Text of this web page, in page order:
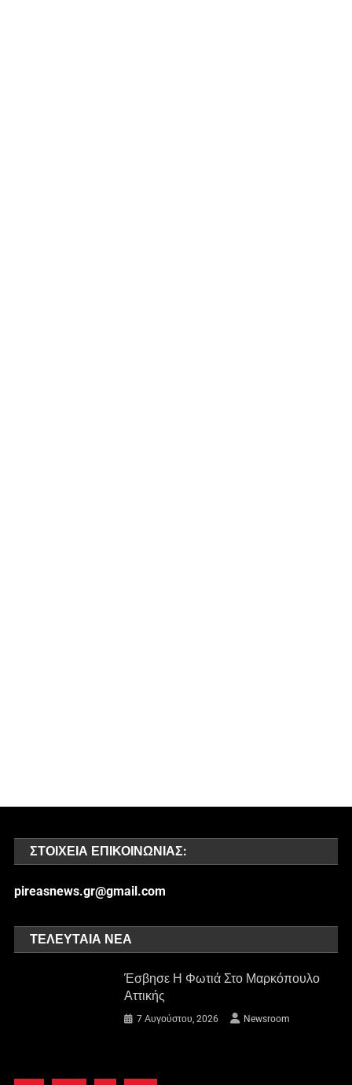
ΣΤΟΙΧΕΊΑ ΕΠΙΚΟΙΝΩΝΊΑΣ:
pireasnews.gr@gmail.com
ΤΕΛΕΥΤΑΊΑ ΝΈΑ
Έσβησε Η Φωτιά Στο Μαρκόπουλο
Αττικής
7 Αυγούστου, 2026 Newsroom